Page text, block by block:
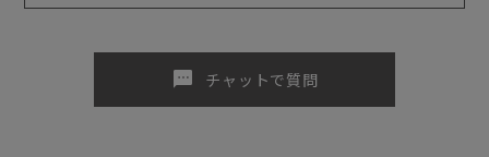
sms チャットで質問